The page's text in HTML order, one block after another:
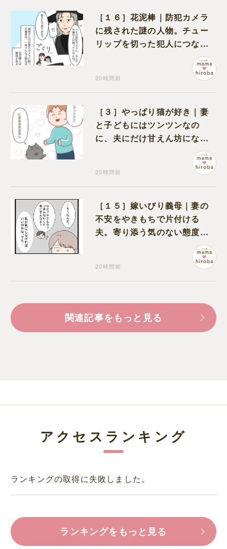
［１６］花泥棒｜防犯カメラ
に残された謎の人物。チュー
リップを切った犯人につなが
る証拠になるのか期待する
20時間前
［３］やっぱり猫が好き｜妻
と子どもにはツンツンなの
に、夫にだけ甘えん坊になる
20時間前
［１５］嫁いびり義母｜妻の
不安をやきもちで片付ける
夫。寄り添う気のない態度に
20時間前
関連記事をもっと見る
アクセスランキング
ランキングの取得に失敗しました。
ランキングをもっと見る